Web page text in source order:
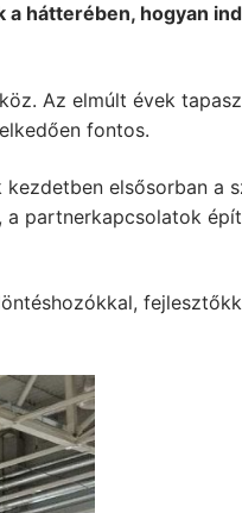
hátterében, hogyan
Az elmúlt évek
fontos.
elsősorban a
partnerkapcsolatok